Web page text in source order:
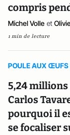
compris
Michel Volle et
1 min de lecture
POULE AUX ŒUFS
5,24
Carlos
pourquoi il
se focaliser